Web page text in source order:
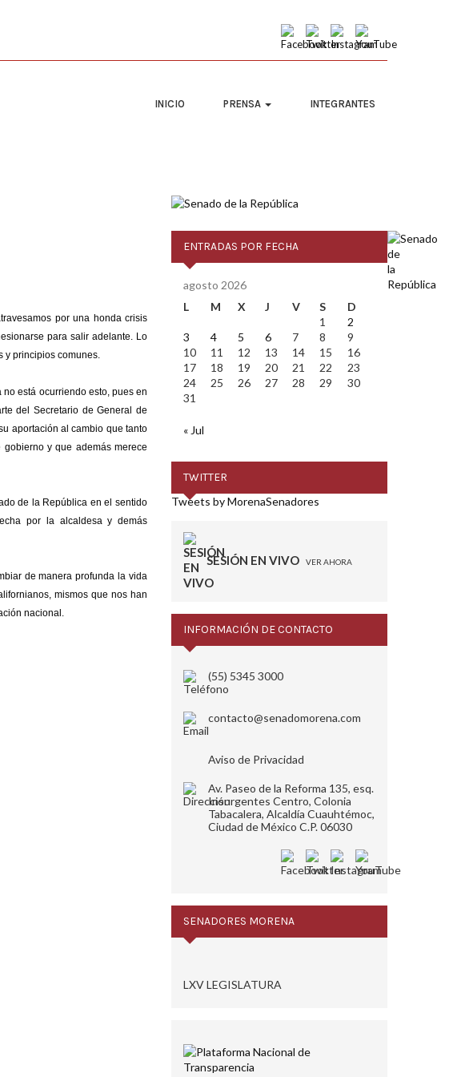
INICIO PRENSA INTEGRANTES
por una honda crisis
para salir adelante. Lo
y principios comunes.
está ocurriendo esto, pues en
del Secretario de General de
aportación al cambio que tanto
y que además merece
de la República en el sentido
por la alcaldesa y demás
de manera profunda la vida
mismos que nos han
nacional.
ENTRADAS POR FECHA
agosto 2026
L
M X J V S
D
1
2
3
4 5 6 7 8
9
10
11 12 13 14 15
16
17
18 19 20 21 22
23
24
25 26 27 28 29
30
31
« Jul
TWITTER
Tweets by MorenaSenadores
SESIÓN EN VIVO VER AHORA
INFORMACIÓN DE CONTACTO
(55) 5345 3000
contacto@senadomorena.com
Aviso de Privacidad
Av. Paseo de la Reforma 135, esq.
Insurgentes Centro, Colonia
Tabacalera, Alcaldía Cuauhtémoc,
Ciudad de México C.P. 06030
SENADORES MORENA
LXV LEGISLATURA